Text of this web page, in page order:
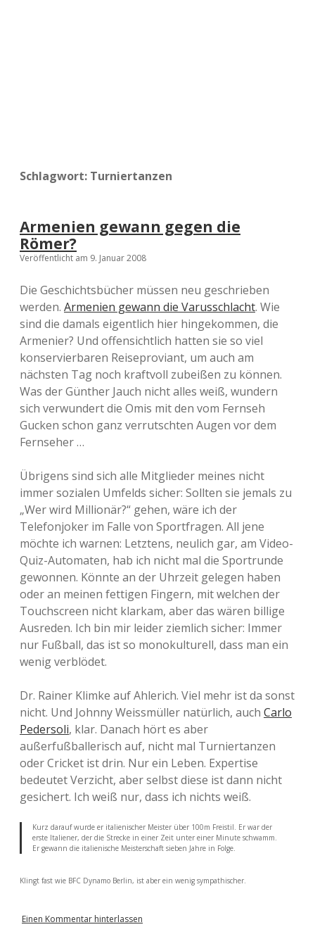
Schlagwort: Turniertanzen
Armenien gewann gegen die
Römer?
Veröffentlicht am 9. Januar 2008
Die Geschichtsbücher müssen neu geschrieben
werden. Armenien gewann die Varusschlacht. Wie
sind die damals eigentlich hier hingekommen, die
Armenier? Und offensichtlich hatten sie so viel
konservierbaren Reiseproviant, um auch am
nächsten Tag noch kraftvoll zubeißen zu können.
Was der Günther Jauch nicht alles weiß, wundern
sich verwundert die Omis mit den vom Fernseh
Gucken schon ganz verrutschten Augen vor dem
Fernseher …
Übrigens sind sich alle Mitglieder meines nicht
immer sozialen Umfelds sicher: Sollten sie jemals zu
„Wer wird Millionär?“ gehen, wäre ich der
Telefonjoker im Falle von Sportfragen. All jene
möchte ich warnen: Letztens, neulich gar, am Video-
Quiz-Automaten, hab ich nicht mal die Sportrunde
gewonnen. Könnte an der Uhrzeit gelegen haben
oder an meinen fettigen Fingern, mit welchen der
Touchscreen nicht klarkam, aber das wären billige
Ausreden. Ich bin mir leider ziemlich sicher: Immer
nur Fußball, das ist so monokulturell, dass man ein
wenig verblödet.
Dr. Rainer Klimke auf Ahlerich. Viel mehr ist da sonst
nicht. Und Johnny Weissmüller natürlich, auch Carlo
Pedersoli, klar. Danach hört es aber
außerfußballerisch auf, nicht mal Turniertanzen
oder Cricket ist drin. Nur ein Leben. Expertise
bedeutet Verzicht, aber selbst diese ist dann nicht
gesichert. Ich weiß nur, dass ich nichts weiß.
Kurz darauf wurde er italienischer Meister über 100m Freistil. Er war der
erste Italiener, der die Strecke in einer Zeit unter einer Minute schwamm.
Er gewann die italienische Meisterschaft sieben Jahre in Folge.
Klingt fast wie BFC Dynamo Berlin, ist aber ein wenig sympathischer.
Einen Kommentar hinterlassen